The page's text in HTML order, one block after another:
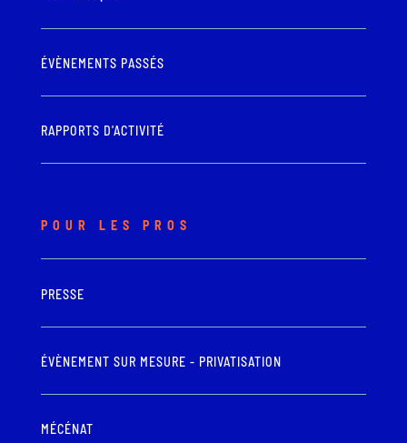
ÉVÈNEMENTS PASSÉS
RAPPORTS D'ACTIVITÉ
POUR LES PROS
PRESSE
ÉVÈNEMENT SUR MESURE - PRIVATISATION
MÉCÉNAT